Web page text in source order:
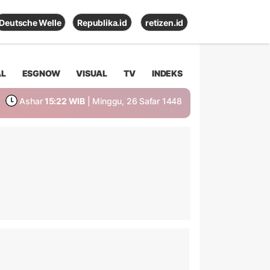
Deutsche Welle Republika.id retizen.id
ESGNOW VISUAL TV INDEKS
Ashar 15:22 WIB | Minggu, 26 Safar 1448